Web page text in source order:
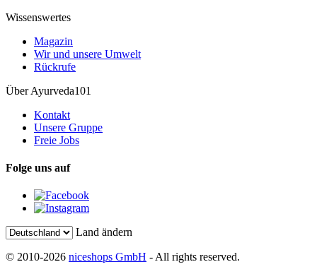
Wissenswertes
Magazin
Wir und unsere Umwelt
Rückrufe
Über Ayurveda101
Kontakt
Unsere Gruppe
Freie Jobs
Folge uns auf
Land ändern
© 2010-2026 niceshops GmbH - All rights reserved.